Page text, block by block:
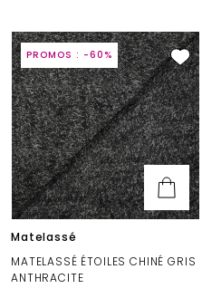
PROMOS : -60%
Matelassé
MATELASSÉ ÉTOILES CHINÉ GRIS
ANTHRACITE